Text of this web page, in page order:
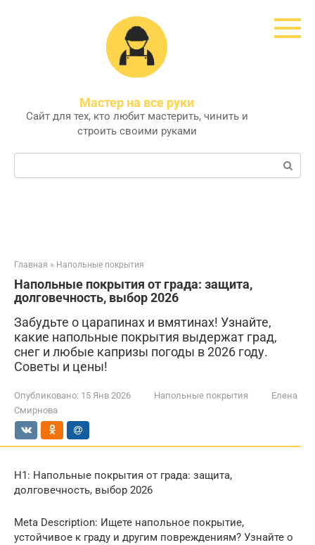
Мастер на все руки
Сайт для тех, кто любит мастерить, чинить и
строить своими руками
Поиск:
Главная » Напольные покрытия
Напольные покрытия от града: защита,
долговечность, выбор 2026
Забудьте о царапинах и вмятинах! Узнайте,
какие напольные покрытия выдержат град,
снег и любые капризы погоды в 2026 году.
Советы и цены!
Опубликовано: 15 Янв 2026 Напольные покрытия
Елена
Смирнова
H1: Напольные покрытия от града: защита,
долговечность, выбор 2026
Meta Description: Ищете напольное покрытие,
устойчивое к граду и другим повреждениям? Узнайте о